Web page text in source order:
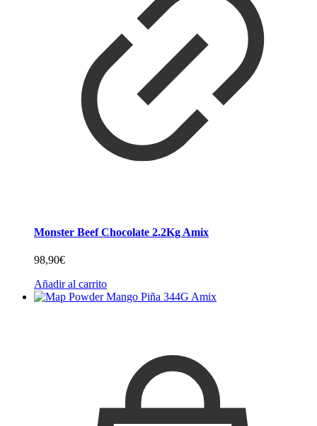
Monster Beef Chocolate 2.2Kg Amix
98,90€
Añadir al carrito